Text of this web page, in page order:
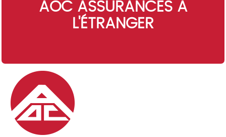
AOC ASSURANCES A
L'ÉTRANGER